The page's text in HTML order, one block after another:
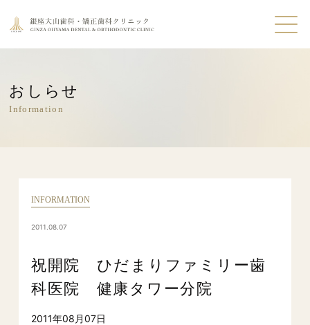
おしらせ
Information
INFORMATION
2011.08.07
祝開院 ひだまりファミリー歯
科医院 健康タワー分院
2011年08月07日